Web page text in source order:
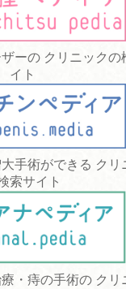
ーの クリニックの
イト
手術ができる クリ
索サイト
・痔の手術の クリ